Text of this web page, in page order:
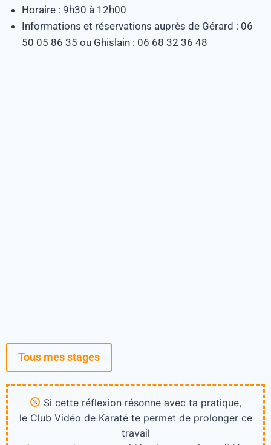
Horaire : 9h30 à 12h00
Informations et réservations auprès de Gérard : 06
50 05 86 35 ou Ghislain : 06 68 32 36 48
Tous mes stages
Si cette réflexion résonne avec ta pratique,
le Club Vidéo de Karaté te permet de prolonger ce
travail